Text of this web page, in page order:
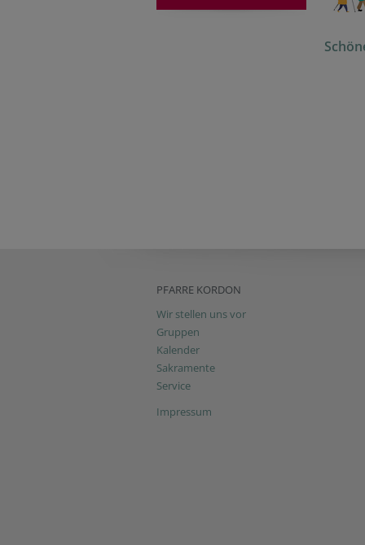
PFARRE KORDON
Wir stellen uns vor
Gruppen
Kalender
Sakramente
Service
Impressum